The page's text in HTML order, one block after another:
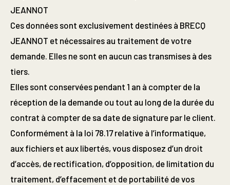
JEANNOT
Ces données sont exclusivement destinées à BRECQ
JEANNOT et nécessaires au traitement de votre
demande. Elles ne sont en aucun cas transmises à des
tiers.
Elles sont conservées pendant 1 an à compter de la
réception de la demande ou tout au long de la durée du
contrat à compter de sa date de signature par le client.
Conformément à la loi 78.17 relative à l’informatique,
aux fichiers et aux libertés, vous disposez d’un droit
d’accès, de rectification, d’opposition, de limitation du
traitement, d’effacement et de portabilité de vos